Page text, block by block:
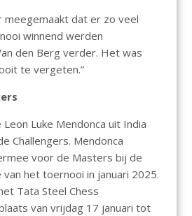
meegemaakt dat er zo veel
winnend werden
den Berg verder. Het was
te vergeten.”
Luke Mendonca uit India
Challengers. Mendonca
voor de Masters bij de
het toernooi in januari 2025.
Tata Steel Chess
van vrijdag 17 januari tot